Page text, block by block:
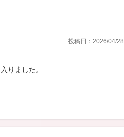
投稿日：2026/04/28
りました。